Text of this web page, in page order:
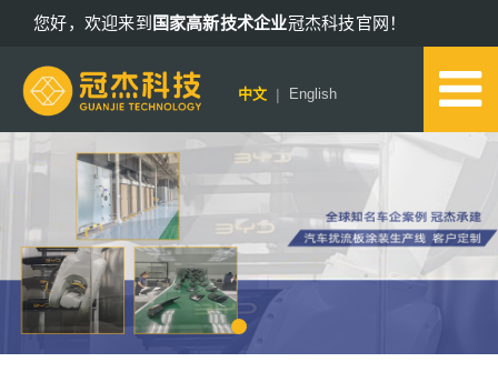
您好，欢迎来到 国家高新技术企业冠杰科技官网！
13802578652
中文 | English